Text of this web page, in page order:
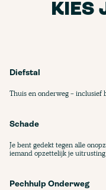
KIES
Diefstal
Thuis en onderweg - inclusief
Schade
Je bent gedekt tegen alle
iemand opzettelijk je
Pechhulp Onderweg